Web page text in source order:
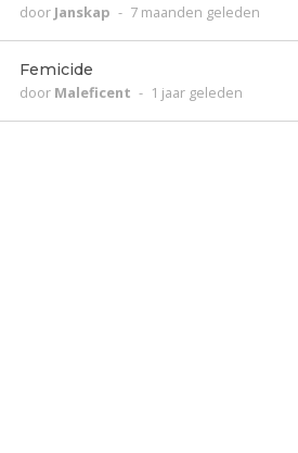
door Janskap - 7 maanden geleden
Femicide
door Maleficent - 1 jaar geleden